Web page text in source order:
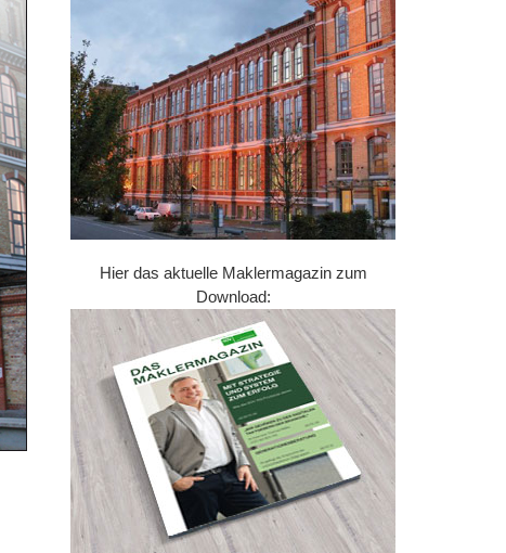
Hier das aktuelle Maklermagazin zum
Download: